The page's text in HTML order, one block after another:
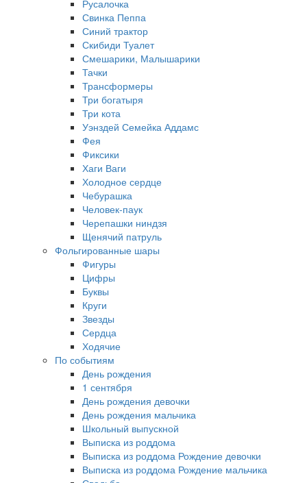
Русалочка
Свинка Пеппа
Синий трактор
Скибиди Туалет
Смешарики, Малышарики
Тачки
Трансформеры
Три богатыря
Три кота
Уэнздей Семейка Аддамс
Фея
Фиксики
Хаги Ваги
Холодное сердце
Чебурашка
Человек-паук
Черепашки ниндзя
Щенячий патруль
Фольгированные шары
Фигуры
Цифры
Буквы
Круги
Звезды
Сердца
Ходячие
По событиям
День рождения
1 сентября
День рождения девочки
День рождения мальчика
Школьный выпускной
Выписка из роддома
Выписка из роддома Рождение девочки
Выписка из роддома Рождение мальчика